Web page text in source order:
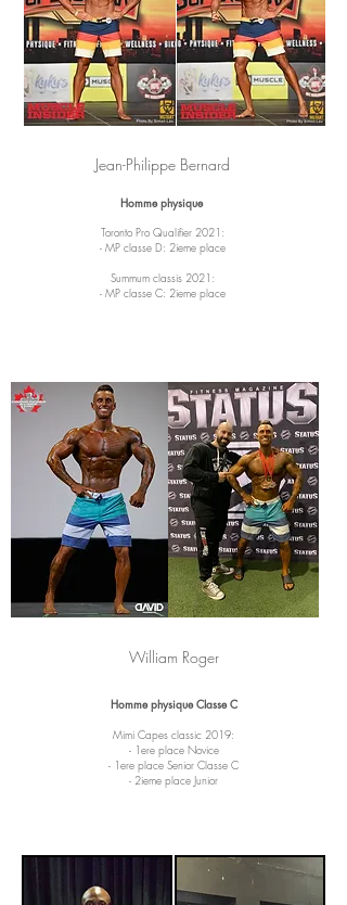
Jean-Philippe Bernard
Homme physique
Toronto Pro Qualifier 2021:
- MP classe D: 2ieme place
Summum classis 2021:
- MP classe C: 2ieme place
William Roger
Homme physique Classe C
Mimi Capes classic 2019:
- 1ere place Novice
- 1ere place Senior Classe C
- 2ieme place Junior